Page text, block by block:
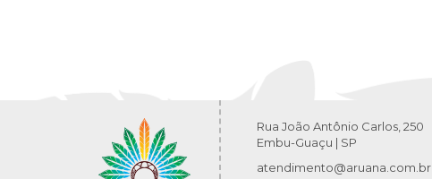
Rua João Antônio Carlos, 250
Embu-Guaçu | SP
atendimento@aruana.com.br